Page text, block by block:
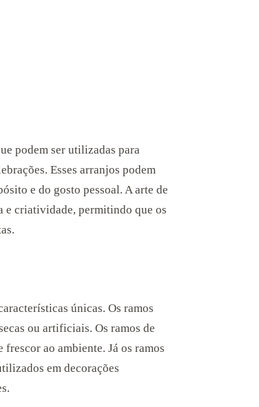
podem ser utilizadas para
Esses arranjos podem
e do gosto pessoal. A arte de
e criatividade, permitindo que os
únicas. Os ramos
ou artificiais. Os ramos de
ao ambiente. Já os ramos
em decorações